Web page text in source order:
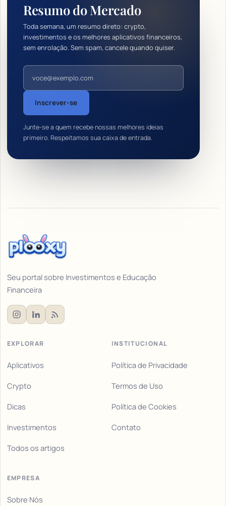
Resumo do Mercado
Toda semana, um resumo direto: crypto,
investimentos e os melhores aplicativos financeiros,
sem enrolação. Sem spam, cancele quando quiser.
Endereço de e-mail
Inscrever-se
Junte-se a quem recebe nossas melhores ideias
primeiro. Respeitamos sua caixa de entrada.
Seu portal sobre Investimentos e Educação
Financeira
EXPLORAR
Aplicativos
Crypto
Dicas
Investimentos
Todos os artigos
INSTITUCIONAL
Política de Privacidade
Termos de Uso
Política de Cookies
Contato
EMPRESA
Sobre Nós